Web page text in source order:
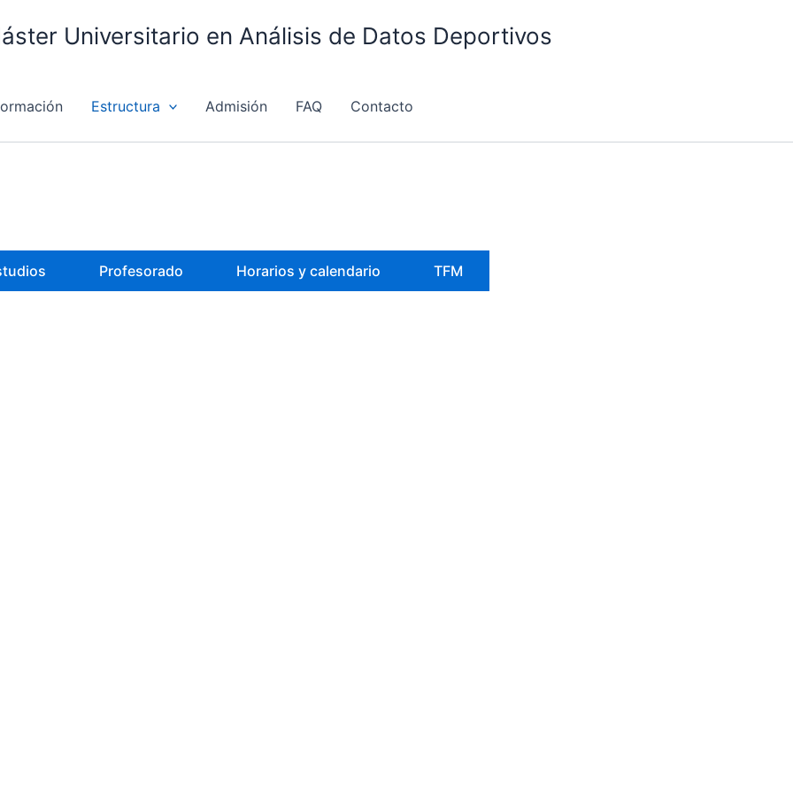
Universitario en Análisis de Datos Deportivos
Estructura Admisión FAQ Contacto
Profesorado Horarios y calendario TFM